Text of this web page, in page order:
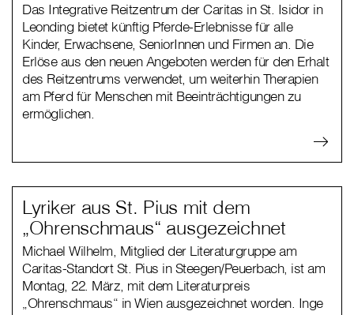
Das Integrative Reitzentrum der Caritas in St. Isidor in
Leonding bietet künftig Pferde-Erlebnisse für alle
Kinder, Erwachsene, SeniorInnen und Firmen an. Die
Erlöse aus den neuen Angeboten werden für den Erhalt
des Reitzentrums verwendet, um weiterhin Therapien
am Pferd für Menschen mit Beeinträchtigungen zu
ermöglichen.
Lyriker aus St. Pius mit dem
„Ohrenschmaus“ ausgezeichnet
Michael Wilhelm, Mitglied der Literaturgruppe am
Caritas-Standort St. Pius in Steegen/Peuerbach, ist am
Montag, 22. März, mit dem Literaturpreis
„Ohrenschmaus“ in Wien ausgezeichnet worden. Inge